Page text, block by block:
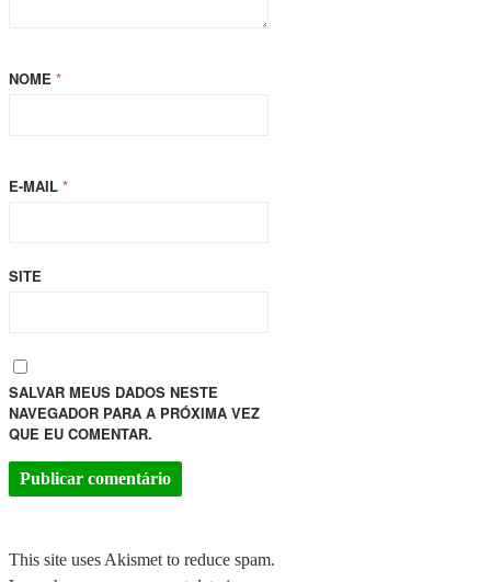
NOME *
E-MAIL *
SITE
SALVAR MEUS DADOS NESTE
NAVEGADOR PARA A PRÓXIMA VEZ
QUE EU COMENTAR.
This site uses Akismet to reduce spam.